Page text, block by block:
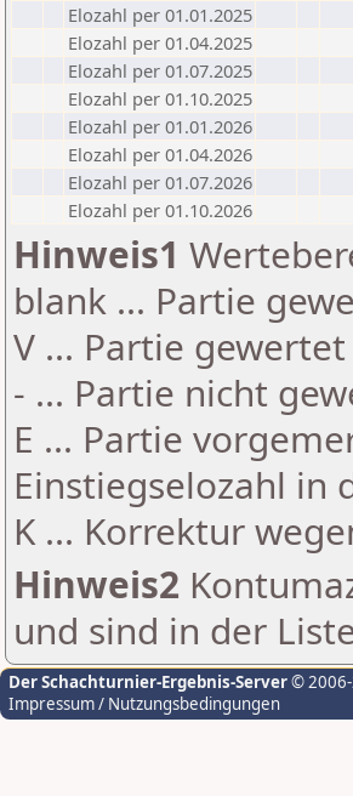
Elozahl per 01.01.2025
Elozahl per 01.04.2025
Elozahl per 01.07.2025
Elozahl per 01.10.2025
Elozahl per 01.01.2026
Elozahl per 01.04.2026
Elozahl per 01.07.2026
Elozahl per 01.10.2026
Hinweis1
blank ... Partie
V ... Partie
- ... Partie nicht
E ... Partie
Einstiegselozahl in
K ... Korrektur
Hinweis2
und sind in der
Der Schachturnier-Ergebnis-Server©
Impressum / Nutzungsbedingungen